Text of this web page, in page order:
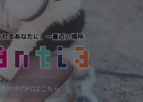
表示中のFCはこちら